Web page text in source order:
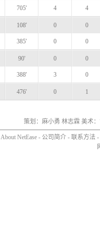
705' 4 4
108' 0 0
385' 0 0
90' 0 0
388' 3 0
476' 0 1
策划：麻小勇 林志霖 美术
About NetEase - 公司简介 - 联系方法 -